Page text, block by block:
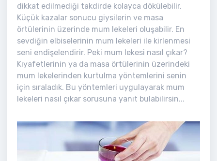
dikkat edilmediği takdirde kolayca dökülebilir.
Küçük kazalar sonucu giysilerin ve masa
örtülerinin üzerinde mum lekeleri oluşabilir. En
sevdiğin elbiselerinin mum lekeleri ile kirlenmesi
seni endişelendirir. Peki mum lekesi nasıl çıkar?
Kıyafetlerinin ya da masa örtülerinin üzerindeki
mum lekelerinden kurtulma yöntemlerini senin
için sıraladık. Bu yöntemleri uygulayarak mum
lekeleri nasıl çıkar sorusuna yanıt bulabilirsin...